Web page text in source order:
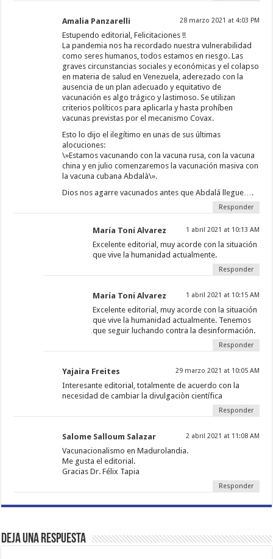
Amalia Panzarelli 28 marzo 2021 at 4:03 PM
Estupendo editorial, Felicitaciones !!
La pandemia nos ha recordado nuestra vulnerabilidad
como seres humanos, todos estamos en riesgo. Las
graves circunstancias sociales y económicas y el colapso
en materia de salud en Venezuela, aderezado con la
ausencia de un plan adecuado y equitativo de
vacunación es algo trágico y lastimoso. Se utilizan
criterios políticos para aplicarla y hasta prohíben
vacunas previstas por el mecanismo Covax.
Esto lo dijo el ilegítimo en unas de sus últimas
alocuciones:
\»Estamos vacunando con la vacuna rusa, con la vacuna
china y en julio comenzaremos la vacunación masiva con
la vacuna cubana Abdalà\».
Dios nos agarre vacunados antes que Abdalá llegue….
Responder
María Toní Alvarez 1 abril 2021 at 10:13 AM
Excelente editorial, muy acorde con la situación
que vive la humanidad actualmente.
Responder
María Toní Alvarez 1 abril 2021 at 10:15 AM
Excelente editorial, muy acorde con la situación
que vive la humanidad actualmente. Tenemos
que seguir luchando contra la desinformación.
Responder
Yajaira Freites 29 marzo 2021 at 10:05 AM
Interesante editorial, totalmente de acuerdo con la
necesidad de cambiar la divulgaciòn científica
Responder
Salome Salloum Salazar 2 abril 2021 at 11:08 AM
Vacunacionalismo en Madurolandia.
Me gusta el editorial.
Gracias Dr. Félix Tapia
Responder
Deja una respuesta